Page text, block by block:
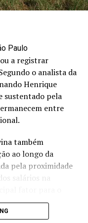
Paulo
a registrar
o analista da
Henrique
sustentado pela
entre
também
ao longo da
pela proximidade
salários na